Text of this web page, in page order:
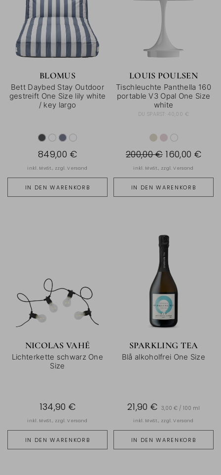
BLOMUS
Bett Daybed Stay Outdoor
gestreift One Size lily white
/ key largo
IN DEN WARENKORB
849,00 €
inkl. MwSt., zzgl.Versand
LOUIS POULSEN
Tischleuchte Panthella 160
portable V3 Opal One Size
white
DU SPARST:40,00 €
IN DEN WARENKORB
200,00 € 160,00 €
inkl. MwSt., zzgl.Versand
NICOLAS VAHÉ
Lichterkette schwarz One
Size
IN DEN WARENKORB
134,90 €
inkl. MwSt., zzgl.Versand
SPARKLING TEA
Blå alkoholfrei One Size
IN DEN WARENKORB
21,90 € 3,00 € / 100 ml
inkl. MwSt., zzgl.Versand